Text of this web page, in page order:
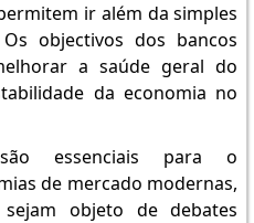
ir além da simples
objectivos dos bancos
a saúde geral do
da economia no
essenciais para o
de mercado modernas,
objeto de debates